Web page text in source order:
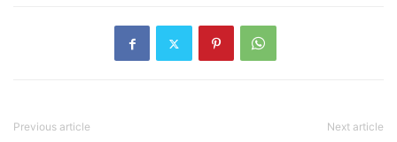
Previous article Next article